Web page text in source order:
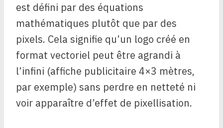
est défini par des équations
mathématiques plutôt que par des
pixels. Cela signifie qu’un logo créé en
format vectoriel peut être agrandi à
l’infini (affiche publicitaire 4×3 mètres,
par exemple) sans perdre en netteté ni
voir apparaître d’effet de pixellisation.